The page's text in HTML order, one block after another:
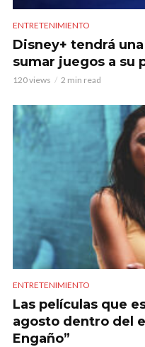
ENTRETENIMIENTO
Disney+ tendrá
sumar juegos a su
120 views 2 min read
ENTRETENIMIENTO
Las películas que
agosto dentro del
Engaño”